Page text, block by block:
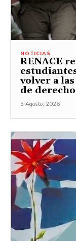
NOTICIAS
RENACE
volver a
de
5 Agosto, 2026